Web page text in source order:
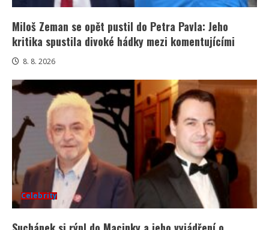
Miloš Zeman se opět pustil do Petra Pavla: Jeho
kritika spustila divoké hádky mezi komentujícími
8. 8. 2026
Celebrity